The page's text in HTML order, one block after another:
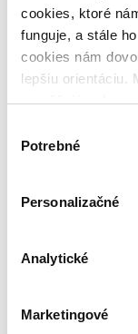
cookies, ktoré
funguje, a stále
cookies nám
lepšiu orientáciu.
umožňujú
keby sme mohli
súhlasu
Potrebné
Personalizačné
Analytické
Marketingové